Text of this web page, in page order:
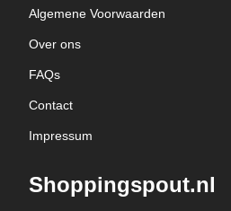
Algemene Voorwaarden
Over ons
FAQs
Contact
Impressum
Shoppingspout.nl